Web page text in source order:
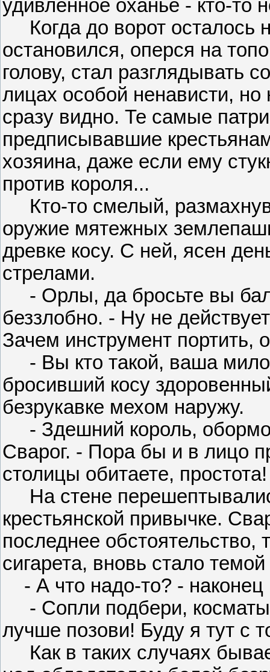
удивленное оханье - кто-то
Когда до ворот осталось
остановился, оперся на
голову, стал разглядывать
лицах особой ненависти,
сразу видно. Те самые
предписывавшие
хозяина, даже если ему
против короля...
Кто-то смелый,
оружие мятежных
древке косу. С ней, ясен
стрелами.
- Орлы, да бросьте вы
беззлобно. - Ну не
Зачем инструмент портить,
- Вы кто такой, ваша
бросивший косу
безрукавке мехом наружу.
- Здешний король,
Сварог. - Пора бы и в лицо
столицы обитаете, простота!
На стене
крестьянской привычке.
последнее обстоятельство,
сигарета, вновь стало
- А что надо-то? - наконец
- Сопли подбери,
лучше позови! Буду я тут с
Как в таких случаях